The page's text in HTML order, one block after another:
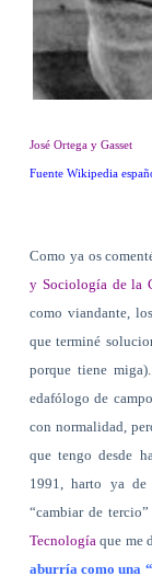
José Ortega y Gasset
Fuente Wikipedia
Como ya os
y Sociología de la
como viandante,
que terminé
porque tiene
edafólogo de
con normalidad,
que tengo desde
1991, harto ya de
“cambiar de
Tecnologíaque me
aburría como una